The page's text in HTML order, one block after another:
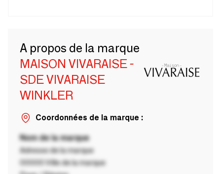
A propos de la marque
MAISON VIVARAISE -
SDE VIVARAISE
WINKLER
Coordonnées de la marque :
Nom de la marque
Adresse de la marque
00000 Ville de la marque